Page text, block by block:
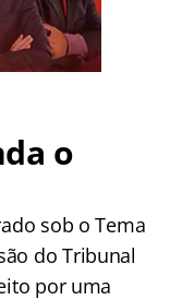
o
sob o Tema
do Tribunal
por uma